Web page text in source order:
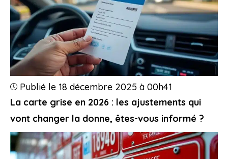
La carte grise en 2026 : les ajustements qui
vont changer la donne, êtes-vous informé ?
Publié le 18 décembre 2025 à 00h41